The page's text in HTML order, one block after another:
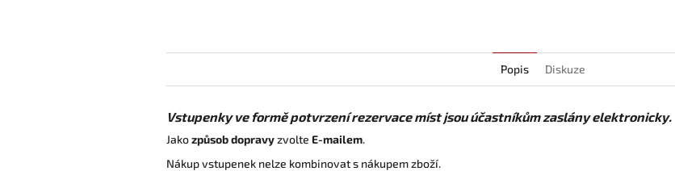
Popis Diskuze
Vstupenky ve formě potvrzení rezervace míst jsou účastníkům zaslány elektronicky.
Jakozpůsob dopravyzvolte E-mailem.
Nákup vstupenek nelze kombinovat s nákupem zboží.